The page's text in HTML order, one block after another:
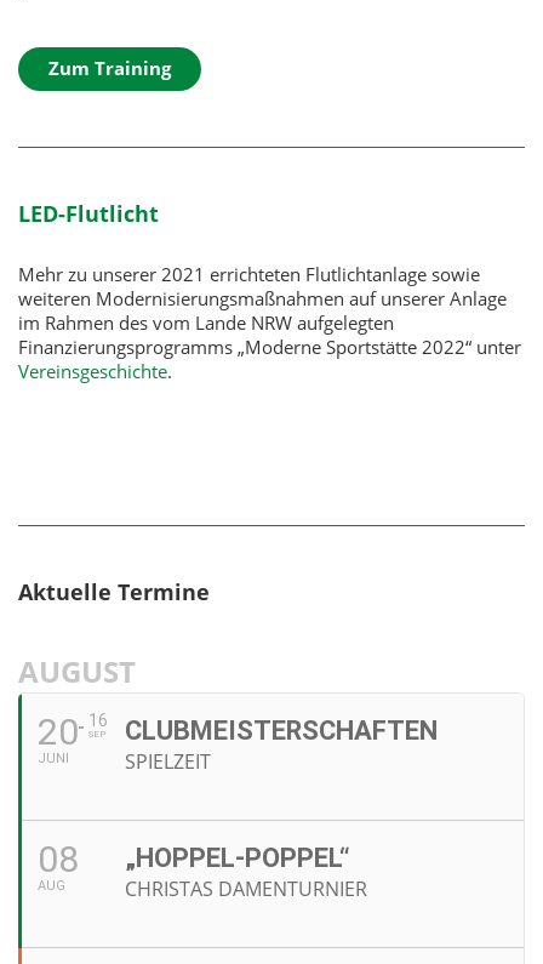
Zum Training
LED-Flutlicht
Mehr zu unserer 2021 errichteten Flutlichtanlage sowie
weiteren Modernisierungsmaßnahmen auf unserer Anlage
im Rahmen des vom Lande NRW aufgelegten
Finanzierungsprogramms „Moderne Sportstätte 2022“ unter
Vereinsgeschichte.
Aktuelle Termine
AUGUST
20
JUNI
16
SEP CLUBMEISTERSCHAFTEN
SPIELZEIT
08
AUG
„HOPPEL-POPPEL“
CHRISTAS DAMENTURNIER